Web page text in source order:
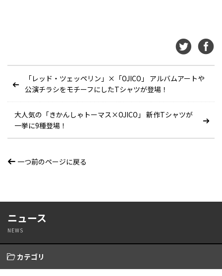
「レッド・ツェッペリン」×「OJICO」 アルバムアートや
公演チラシをモチーフにしたTシャツが登場！
大人気の「きかんしゃトーマス×OJICO」 新作Tシャツが
一挙に9種登場！
一つ前のページに戻る
ニュース
NEWS
カテゴリ